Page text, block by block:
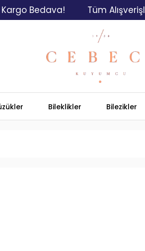
Bedava! Tüm
Bileklikler Bilezikler